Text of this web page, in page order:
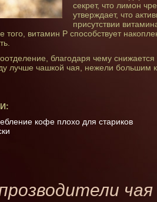
секрет, что лимон
утверждает, что
присутствии
того, витамин Р способствует
благодаря чему
лучше чашкой чая, нежели большим
кофе плохо для стариков
чая